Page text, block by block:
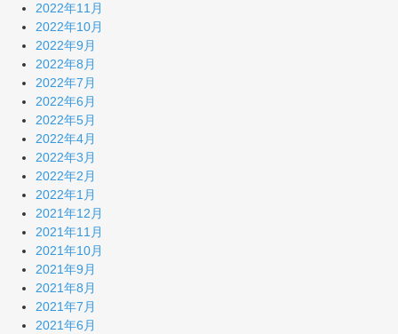
2022年11月
2022年10月
2022年9月
2022年8月
2022年7月
2022年6月
2022年5月
2022年4月
2022年3月
2022年2月
2022年1月
2021年12月
2021年11月
2021年10月
2021年9月
2021年8月
2021年7月
2021年6月